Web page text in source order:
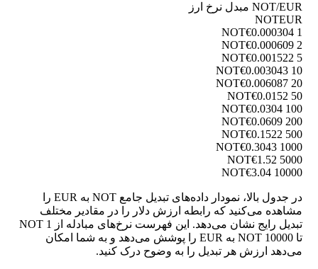
NOT/EUR مبدل نرخ ارز
NOTEUR
1 NOT
€0.000304
2 NOT
€0.000609
5 NOT
€0.001522
10 NOT
€0.003043
20 NOT
€0.006087
50 NOT
€0.0152
100 NOT
€0.0304
200 NOT
€0.0609
500 NOT
€0.1522
1000 NOT
€0.3043
5000 NOT
€1.52
10000 NOT
€3.04
در جدول بالا، نمودار داده‌های تبدیل جامع NOT به EUR را
مشاهده می‌کنید که رابطه ارزش دلار را در مقادیر مختلف
تبدیل رایج نشان می‌دهد. این فهرست نرخ‌های مبادله از 1 NOT
تا 10000 NOT به EUR را پوشش می‌دهد و به شما امکان
می‌دهد ارزش هر تبدیل را به وضوح درک کنید.